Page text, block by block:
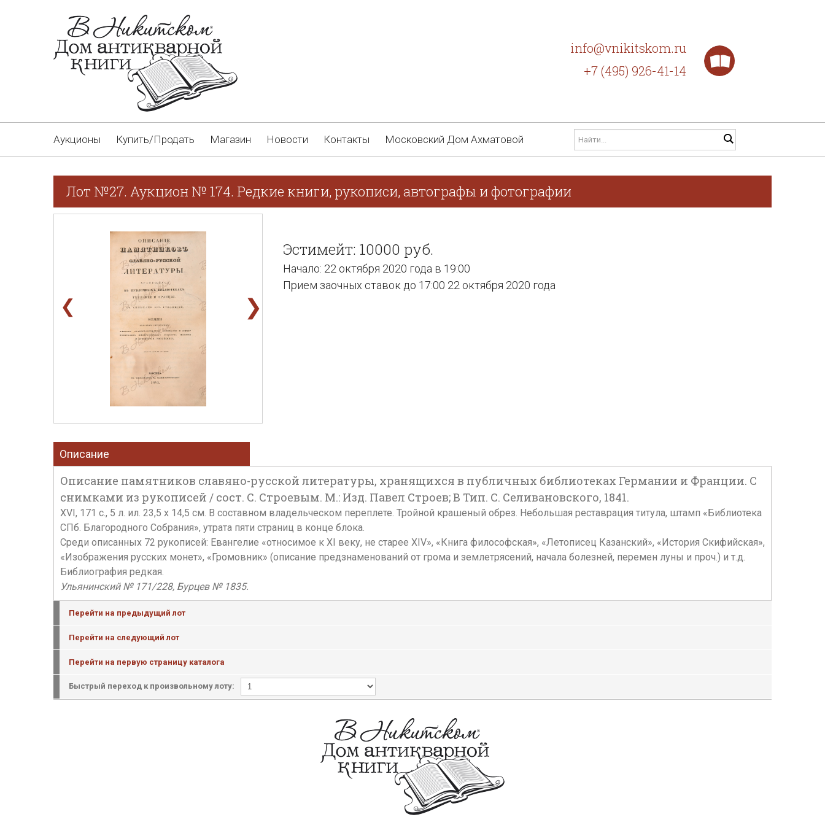
info@vnikitskom.ru
+7 (495) 926-41-14
Аукционы Купить/Продать Магазин Новости Контакты Московский Дом Ахматовой
Лот №27. Аукцион № 174. Редкие книги, рукописи, автографы и фотографии
❮ ❯
Эстимейт: 10000 руб.
Начало: 22 октября 2020 года в 19:00
Прием заочных ставок до 17:00 22 октября 2020 года
Описание
Описание памятников славяно-русской литературы, хранящихся в публичных библиотеках Германии и Франции. С
снимками из рукописей / сост. С. Строевым. М.: Изд. Павел Строев; В Тип. С. Селивановского, 1841.
XVI, 171 с., 5 л. ил. 23,5 х 14,5 см. В составном владельческом переплете. Тройной крашеный обрез. Небольшая реставрация титула, штамп «Библиотека
СПб. Благородного Собрания», утрата пяти страниц в конце блока.
Среди описанных 72 рукописей: Евангелие «относимое к XI веку, не старее XIV», «Книга философская», «Летописец Казанский», «История Скифийская»,
«Изображения русских монет», «Громовник» (описание предзнаменований от грома и землетрясений, начала болезней, перемен луны и проч.) и т.д.
Библиография редкая.
Ульянинский № 171/228, Бурцев № 1835.
Перейти на предыдущий лот
Перейти на следующий лот
Перейти на первую страницу каталога
Быстрый переход к произвольному лоту: